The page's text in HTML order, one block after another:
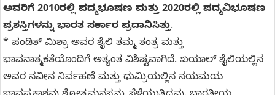
ಅವರಿಗೆ 2010ರಲ್ಲಿ ಪದ್ಮಭೂಷಣ ಮತ್ತು 2020ರಲ್ಲಿ ಪದ್ಮವಿಭೂಷಣ
ಪ್ರಶಸ್ತಿಗಳನ್ನು ಭಾರತ ಸರ್ಕಾರ ಪ್ರದಾನಿಸಿತ್ತು.
* ಪಂಡಿತ್ ಮಿಶ್ರಾ ಅವರ ಶೈಲಿ ತಮ್ಮ ತಂತ್ರ ಮತ್ತು
ಭಾವನಾತ್ಮಕತೆಯೊಂದಿಗೆ ಅತ್ಯಂತ ವಿಶಿಷ್ಟವಾಗಿದೆ. ಖಯಾಲ್ ಶೈಲಿಯಲ್ಲಿನ
ಅವರ ನವೀನ ನಿರ್ವಹಣೆ ಮತ್ತು ಥುಮ್ರಿಯಲ್ಲಿನ ನಯಮಯ